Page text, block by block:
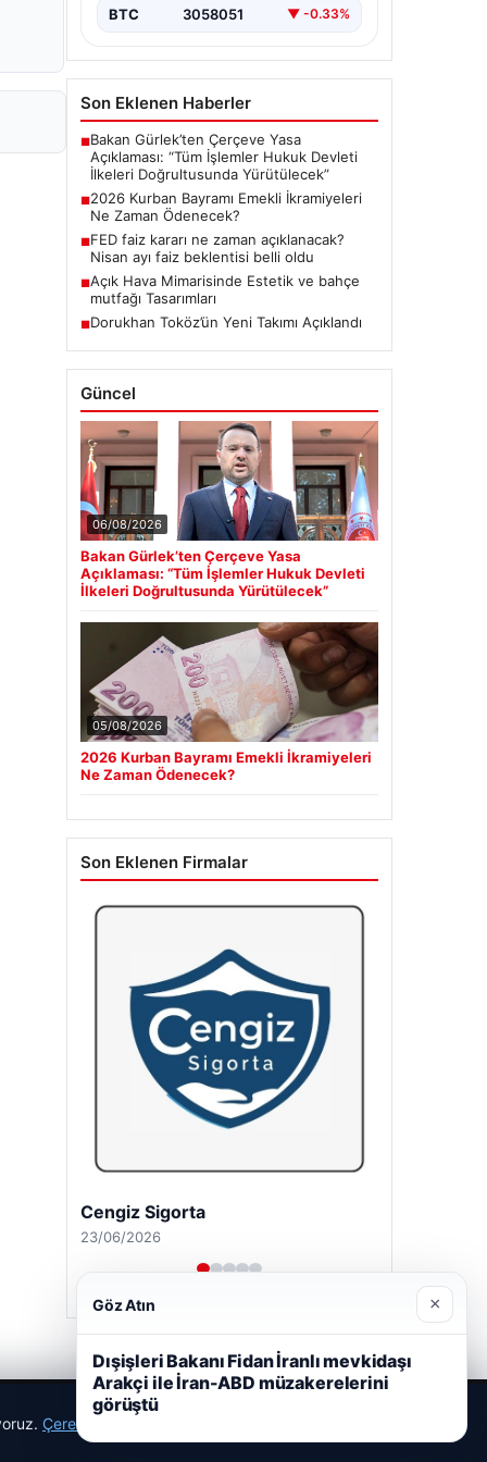
BTC 3058051 ▼ -0.33%
Son Eklenen Haberler
■Bakan Gürlek’ten Çerçeve Yasa
Açıklaması: “Tüm İşlemler Hukuk Devleti
İlkeleri Doğrultusunda Yürütülecek”
■2026 Kurban Bayramı Emekli İkramiyeleri
Ne Zaman Ödenecek?
■FED faiz kararı ne zaman açıklanacak?
Nisan ayı faiz beklentisi belli oldu
■Açık Hava Mimarisinde Estetik ve bahçe
mutfağı Tasarımları
■Dorukhan Toköz’ün Yeni Takımı Açıklandı
Güncel
06/08/2026
Bakan Gürlek’ten Çerçeve Yasa
Açıklaması: “Tüm İşlemler Hukuk Devleti
İlkeleri Doğrultusunda Yürütülecek”
05/08/2026
2026 Kurban Bayramı Emekli İkramiyeleri
Ne Zaman Ödenecek?
Son Eklenen Firmalar
Cengiz Sigorta
23/06/2026
Çerez Politikamız
Göz Atın ×
Dışişleri Bakanı Fidan İranlı mevkidaşı
Arakçi ile İran-ABD müzakerelerini
görüştü